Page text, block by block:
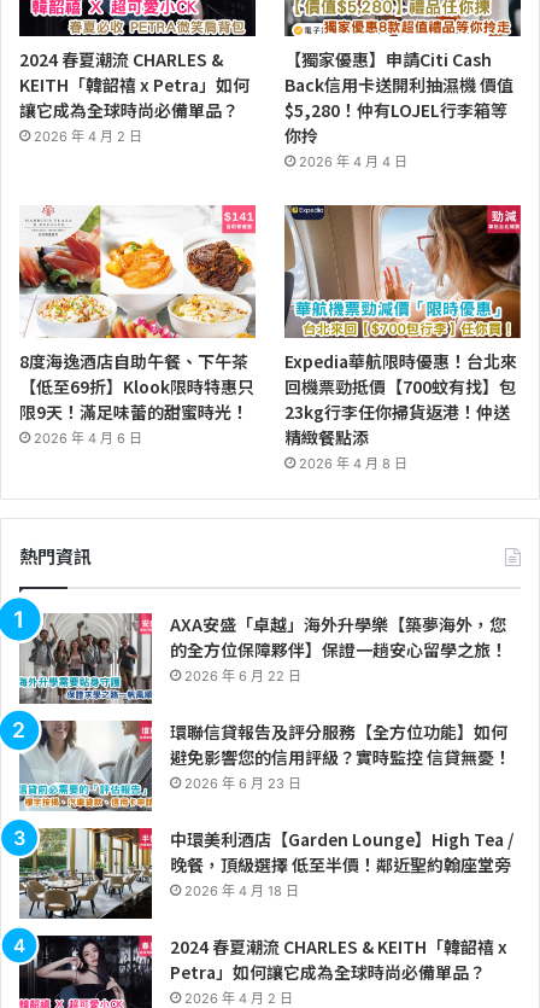
2024 春夏潮流 CHARLES &
KEITH「韓韶禧 x Petra」如何
讓它成為全球時尚必備單品？
2026 年 4 月 2 日
【獨家優惠】申請Citi Cash
Back信用卡送開利抽濕機 價值
$5,280！仲有LOJEL行李箱等
你拎
2026 年 4 月 4 日
8度海逸酒店自助午餐、下午茶
【低至69折】Klook限時特惠只
限9天！滿足味蕾的甜蜜時光！
2026 年 4 月 6 日
Expedia華航限時優惠！台北來
回機票勁抵價【700蚊有找】包
23kg行李任你掃貨返港！仲送
精緻餐點添
2026 年 4 月 8 日
熱門資訊
AXA安盛「卓越」海外升學樂【築夢海外，您
的全方位保障夥伴】保證一趟安心留學之旅！
2026 年 6 月 22 日
環聯信貸報告及評分服務【全方位功能】如何
避免影響您的信用評級？實時監控 信貸無憂！
2026 年 6 月 23 日
中環美利酒店【Garden Lounge】High Tea /
晚餐，頂級選擇 低至半價！鄰近聖約翰座堂旁
2026 年 4 月 18 日
2024 春夏潮流 CHARLES & KEITH「韓韶禧 x
Petra」如何讓它成為全球時尚必備單品？
2026 年 4 月 2 日